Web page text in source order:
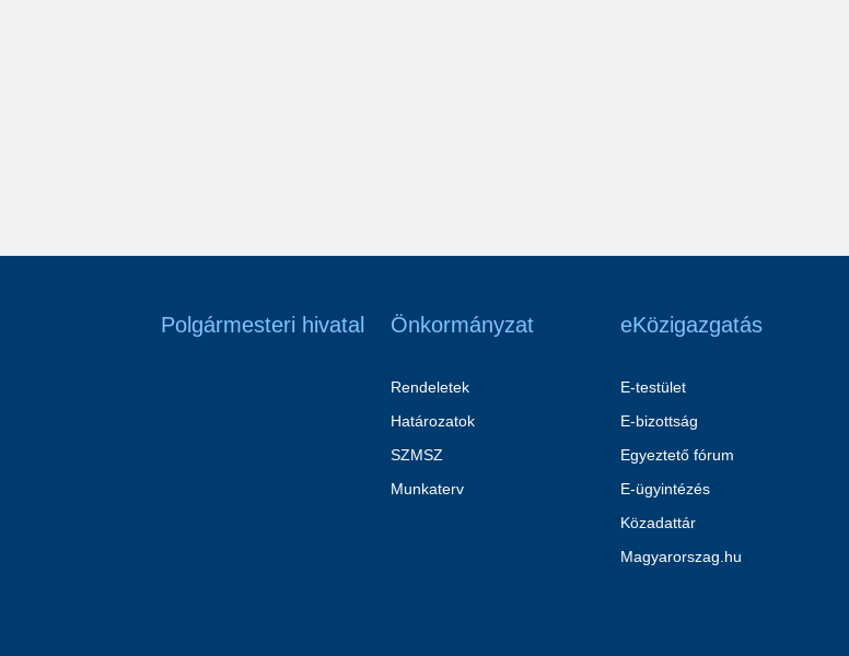
Polgármesteri hivatal Önkormányzat
Rendeletek
Határozatok
SZMSZ
Munkaterv
eKözigazgatás
E-testület
E-bizottság
Egyeztető fórum
E-ügyintézés
Közadattár
Magyarorszag.hu